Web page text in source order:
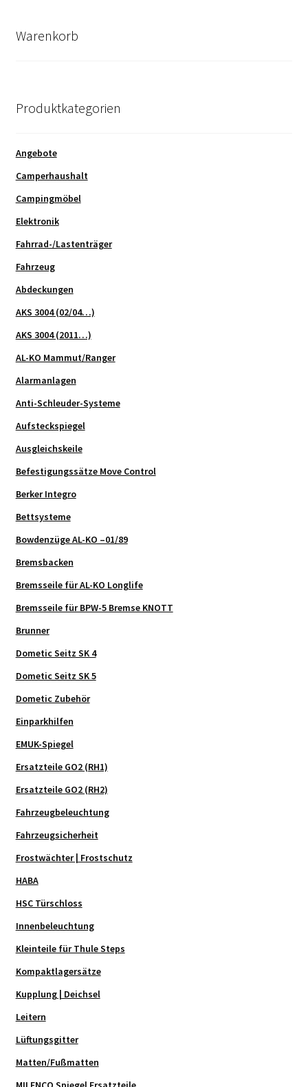
Warenkorb
Produktkategorien
Angebote
Camperhaushalt
Campingmöbel
Elektronik
Fahrrad-/Lastenträger
Fahrzeug
Abdeckungen
AKS 3004 (02/04…)
AKS 3004 (2011…)
AL-KO Mammut/Ranger
Alarmanlagen
Anti-Schleuder-Systeme
Aufsteckspiegel
Ausgleichskeile
Befestigungssätze Move Control
Berker Integro
Bettsysteme
Bowdenzüge AL-KO –01/89
Bremsbacken
Bremsseile für AL-KO Longlife
Bremsseile für BPW-5 Bremse KNOTT
Brunner
Dometic Seitz SK 4
Dometic Seitz SK 5
Dometic Zubehör
Einparkhilfen
EMUK-Spiegel
Ersatzteile GO2 (RH1)
Ersatzteile GO2 (RH2)
Fahrzeugbeleuchtung
Fahrzeugsicherheit
Frostwächter | Frostschutz
HABA
HSC Türschloss
Innenbeleuchtung
Kleinteile für Thule Steps
Kompaktlagersätze
Kupplung | Deichsel
Leitern
Lüftungsgitter
Matten/Fußmatten